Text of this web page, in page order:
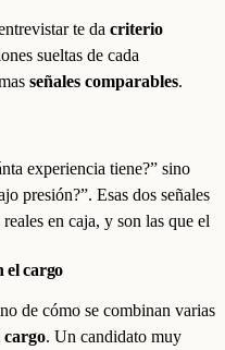
te da criterio
sueltas de cada
señales comparables.
experiencia tiene?” sino
presión?”. Esas dos señales
en caja, y son las que el
el cargo
de cómo se combinan varias
cargo. Un candidato muy